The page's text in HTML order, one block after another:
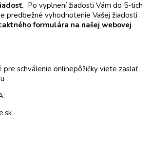
Po vyplnení žiadosti Vám do 5-tich
predbežné vyhodnotenie Vašej žiadosti.
formulára na našej webovej
schválenie onlinepôžičky viete zaslať
: